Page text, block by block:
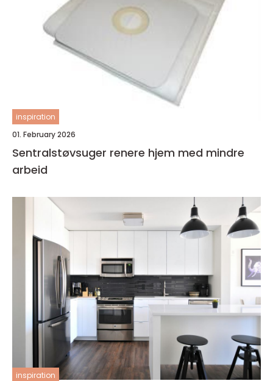
inspiration
01. February 2026
Sentralstøvsuger renere hjem med mindre
arbeid
inspiration